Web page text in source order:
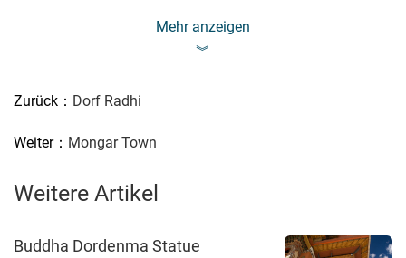
Mehr anzeigen
︾
Zurück： Dorf Radhi
Weiter： Mongar Town
Weitere Artikel
Buddha Dordenma Statue